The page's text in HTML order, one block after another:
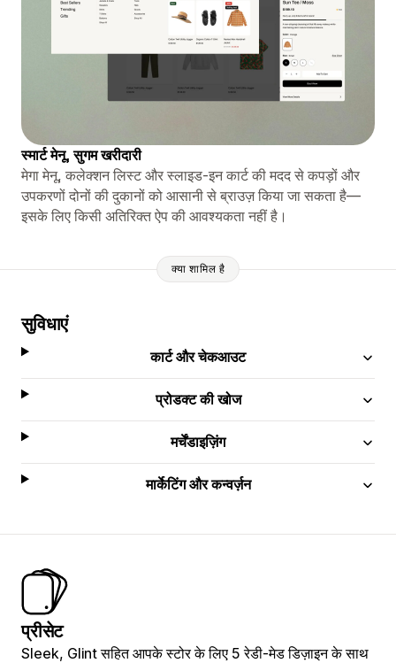
स्मार्ट मेनू, सुगम खरीदारी
मेगा मेनू, कलेक्शन लिस्ट और स्लाइड-इन कार्ट की मदद से कपड़ों और
उपकरणों दोनों की दुकानों को आसानी से ब्राउज़ किया जा सकता है—
इसके लिए किसी अतिरिक्त ऐप की आवश्यकता नहीं है।
क्या शामिल है
सुविधाएं
कार्ट और चेकआउट
प्रोडक्ट की खोज
मर्चेंडाइज़िंग
मार्केटिंग और कन्वर्ज़न
प्रीसेट
Sleek, Glint सहित आपके स्टोर के लिए 5 रेडी-मेड डिज़ाइन के साथ